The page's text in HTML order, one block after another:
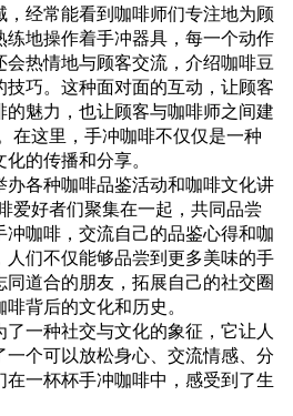
经常能看到咖啡师们专注地为顾
地操作着手冲器具，每一个动作
热情地与顾客交流，介绍咖啡豆
巧。这种面对面的互动，让顾客
魅力，也让顾客与咖啡师之间建
在这里，手冲咖啡不仅仅是一种
的传播和分享。
各种咖啡品鉴活动和咖啡文化讲
爱好者们聚集在一起，共同品尝
咖啡，交流自己的品鉴心得和咖
们不仅能够品尝到更多美味的手
道合的朋友，拓展自己的社交圈
背后的文化和历史。
一种社交与文化的象征，它让人
个可以放松身心、交流情感、分
一杯杯手冲咖啡中，感受到了生